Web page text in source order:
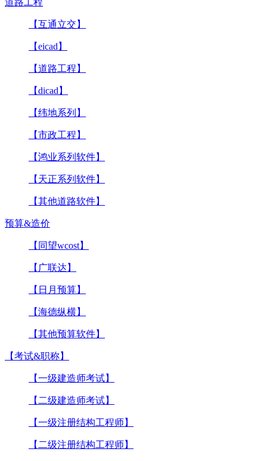
道路工程
【互通立交】
【eicad】
【道路工程】
【dicad】
【纬地系列】
【市政工程】
【鸿业系列软件】
【天正系列软件】
【其他道路软件】
预算&造价
【同望wcost】
【广联达】
【日月预算】
【海德纵横】
【其他预算软件】
【考试&职称】
【一级建造师考试】
【二级建造师考试】
【一级注册结构工程师】
【二级注册结构工程师】